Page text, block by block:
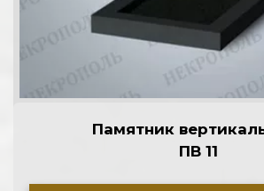
Памятник
ПВ 11